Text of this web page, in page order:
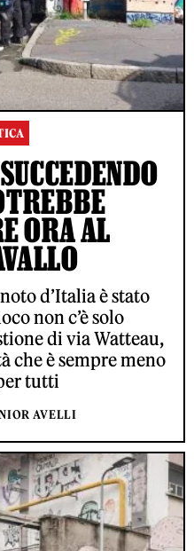
ORA AL
d’Italia è stato
non c’è solo
di via Watteau,
che è sempre meno
tutti
AVELLI